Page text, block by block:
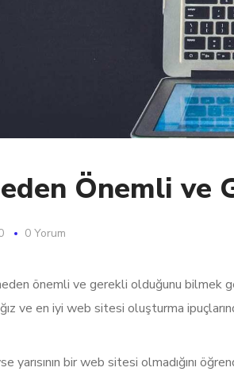
Önemli ve
0 Yorum
önemli ve gerekli olduğunu bilmek
ve en iyi web sitesi oluşturma
bir web sitesi olmadığını